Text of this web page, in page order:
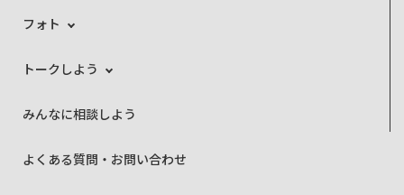
フォト
トークしよう
みんなに相談しよう
よくある質問・お問い合わせ